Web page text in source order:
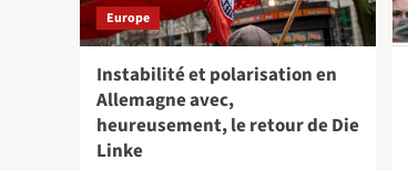
Europe
Instabilité et polarisation en
Allemagne avec,
heureusement, le retour de Die
Linke